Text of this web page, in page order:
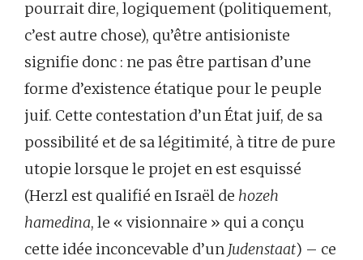
pourrait dire, logiquement (politiquement,
c’est autre chose), qu’être antisioniste
signifie donc : ne pas être partisan d’une
forme d’existence étatique pour le peuple
juif. Cette contestation d’un État juif, de sa
possibilité et de sa légitimité, à titre de pure
utopie lorsque le projet en est esquissé
(Herzl est qualifié en Israël de hozeh
hamedina, le « visionnaire » qui a conçu
cette idée inconcevable d’un Judenstaat) – ce